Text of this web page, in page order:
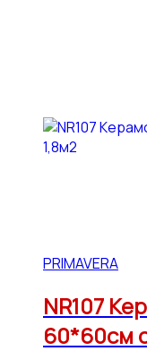
PRIMAVERA
NR107
60*60см